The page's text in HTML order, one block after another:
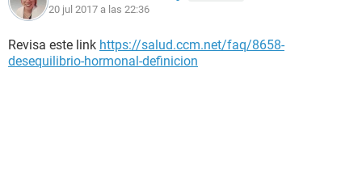
20 jul 2017 a las 22:36
Revisa este link https://salud.ccm.net/faq/8658-
desequilibrio-hormonal-definicion